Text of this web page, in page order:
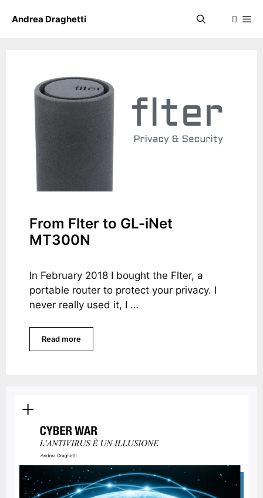
Andrea Draghetti
From Flter to GL-iNet
MT300N
In February 2018 I bought the Flter, a
portable router to protect your privacy. I
never really used it, I …
Read more